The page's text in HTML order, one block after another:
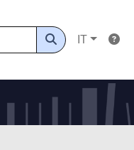
IT